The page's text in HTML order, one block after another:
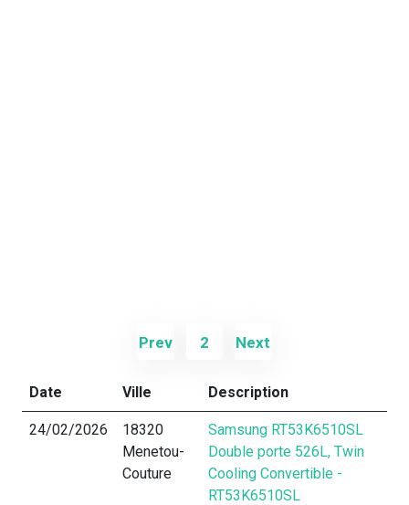
Prev 2 Next
Date Ville Description
24/02/2026
18320
Menetou-
Couture
Samsung RT53K6510SL
Double porte 526L, Twin
Cooling Convertible -
RT53K6510SL